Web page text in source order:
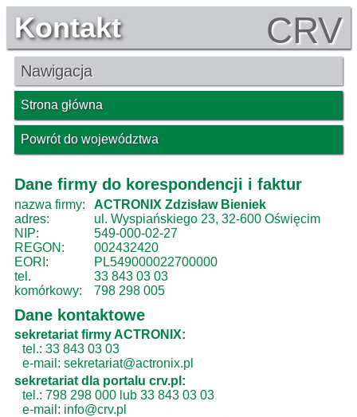
Kontakt CRV
Nawigacja
Strona główna
Powrót do województwa
Dane firmy do korespondencji i faktur
nazwa firmy:
ACTRONIX Zdzisław Bieniek
adres:
ul. Wyspiańskiego 23, 32-600 Oświęcim
NIP:
549-000-02-27
REGON:
002432420
EORI:
PL549000022700000
tel.
33 843 03 03
komórkowy:
798 298 005
Dane kontaktowe
sekretariat firmy ACTRONIX:
tel.: 33 843 03 03
e-mail: sekretariat@actronix.pl
sekretariat dla portalu crv.pl:
tel.: 798 298 000 lub 33 843 03 03
e-mail: info@crv.pl